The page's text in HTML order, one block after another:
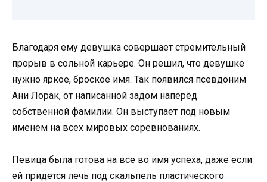
Благодаря ему девушка совершает стремительный
прорыв в сольной карьере. Он решил, что девушке
нужно яркое, броское имя. Так появился псевдоним
Ани Лорак, от написанной задом наперёд
собственной фамилии. Он выступает под новым
именем на всех мировых соревнованиях.
Певица была готова на все во имя успеха, даже если
ей придется лечь под скальпель пластического